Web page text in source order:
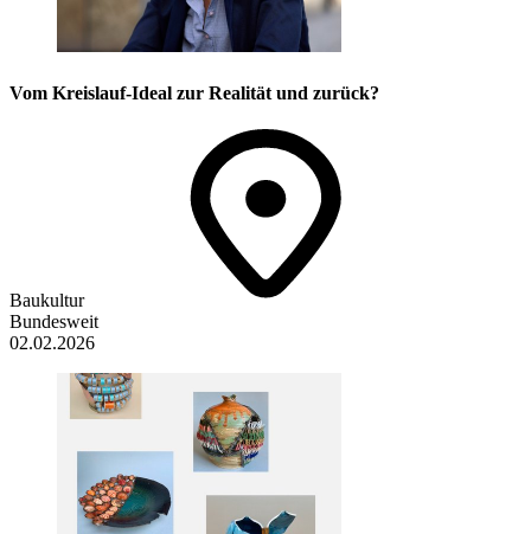
Vom Kreislauf-Ideal zur Realität und zurück?
Baukultur
Bundesweit
02.02.2026